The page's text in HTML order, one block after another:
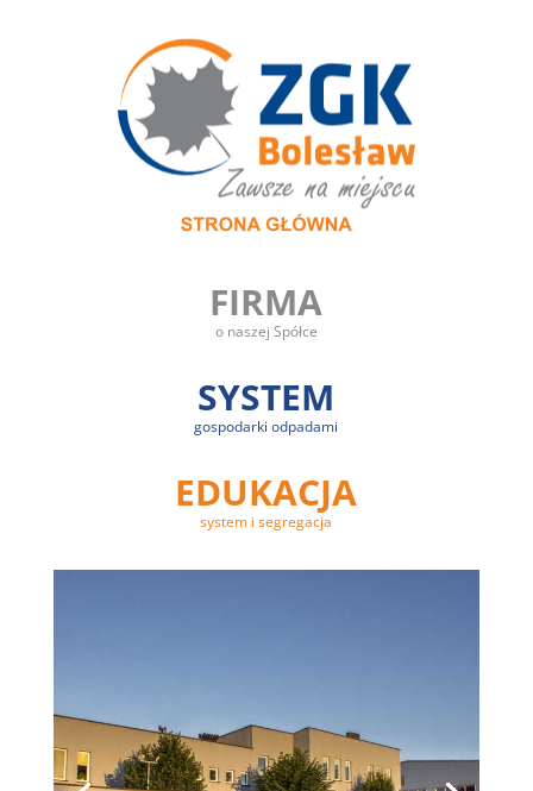
FIRMA
o naszej Spółce
SYSTEM
gospodarki odpadami
EDUKACJA
system i segregacja